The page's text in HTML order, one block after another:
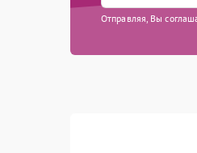
Отправляя, Вы